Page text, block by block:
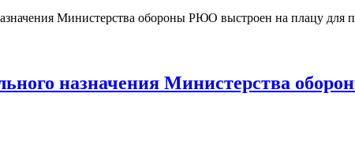
назначения Министерства